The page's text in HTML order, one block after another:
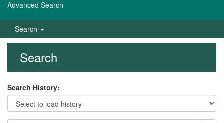
Advanced Search
Search
Search
Search History: